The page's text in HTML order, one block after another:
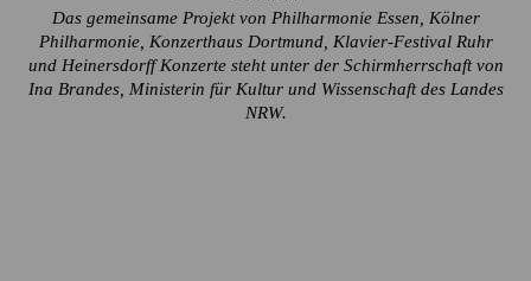
Das gemeinsame Projekt von Philharmonie Essen, Kölner
Philharmonie, Konzerthaus Dortmund, Klavier-Festival Ruhr
und Heinersdorff Konzerte steht unter der Schirmherrschaft von
Ina Brandes, Ministerin für Kultur und Wissenschaft des Landes
NRW.